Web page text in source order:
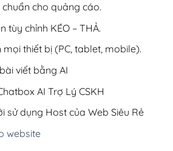
chuẩn cho quảng cáo.
tùy chỉnh KÉO – THẢ.
thiết bị (PC, tablet, mobile).
viết bằng AI
AI Trợ Lý CSKH
sử dụng Host của Web Siêu Rẻ
website